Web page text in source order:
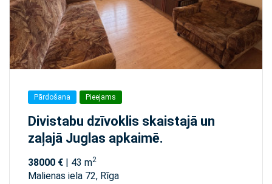
Pārdošana Pieejams
Divistabu dzīvoklis skaistajā un
zaļajā Juglas apkaimē.
38000 € | 43 m2
Malienas iela 72, Rīga